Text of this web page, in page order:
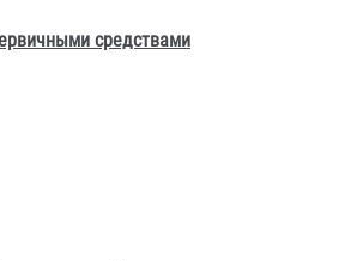
средствами